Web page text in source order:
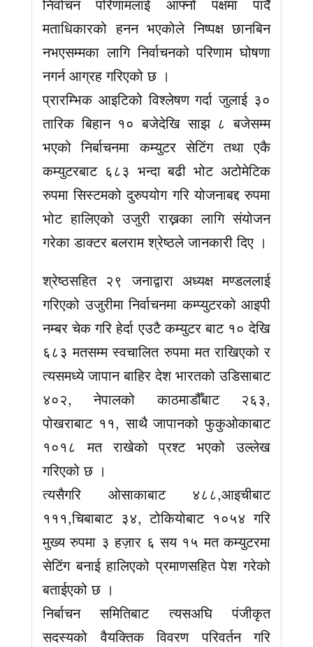
मताधिकारको हनन भएकोले निष्पक्ष छानबिन
नभएसम्मका लागि निर्वाचनको परिणाम घोषणा
नगर्न आग्रह गरिएको छ ।
प्रारम्भिक आइटिको विश्लेषण गर्दा जुलाई ३०
तारिक बिहान १० बजेदेखि साझ ८ बजेसम्म
भएको निर्बाचनमा कम्युटर सेटिंग तथा एकै
कम्युटरबाट ६८३ भन्दा बढी भोट अटोमेटिक
रुपमा सिस्टमको दुरुपयोग गरि योजनाबद्द रुपमा
भोट हालिएको उजुरी राख्नका लागि संयोजन
गरेका डाक्टर बलराम श्रेष्ठले जानकारी दिए ।
श्रेष्ठसहित २९ जनाद्वारा अध्यक्ष मण्डललाई
गरिएको उजुरीमा निर्वाचनमा कम्प्युटरको आइपी
नम्बर चेक गरि हेर्दा एउटै कम्युटर बाट १० देखि
६८३ मतसम्म स्वचालित रुपमा मत राखिएको र
त्यसमध्ये जापान बाहिर देश भारतको उडिसाबाट
४०२, नेपालको काठमाडौँबाट २६३,
पोखराबाट ११, साथै जापानको फुकुओकाबाट
१०१८ मत राखेको प्रश्ट भएको उल्लेख
गरिएको छ ।
त्यसैगरि ओसाकाबाट ४८८,आइचीबाट
१११,चिबाबाट ३४, टोकियोबाट १०५४ गरि
मुख्य रुपमा ३ हज़ार ६ सय १५ मत कम्युटरमा
सेटिंग बनाई हालिएको प्रमाणसहित पेश गरेको
बताईएको छ ।
निर्बाचन समितिबाट त्यसअघि पंजीकृत
सदस्यको वैयक्तिक विवरण परिवर्तन गरि